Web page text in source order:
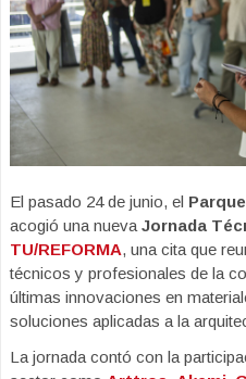
El pasado 24 de junio, el
acogió una nueva Jornada
TU/REFORMA, una cita que
técnicos y profesionales de la
últimas innovaciones en
soluciones aplicadas a la
La jornada contó con la